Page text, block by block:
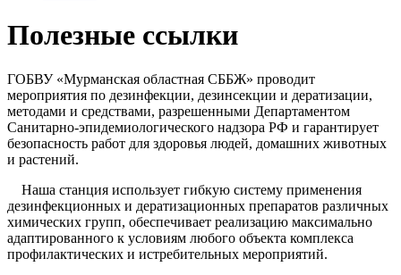
Полезные ссылки
ГОБВУ «Мурманская областная СББЖ» проводит
мероприятия по дезинфекции, дезинсекции и дератизации,
методами и средствами, разрешенными Департаментом
Санитарно-эпидемиологического надзора РФ и гарантирует
безопасность работ для здоровья людей, домашних животных
и растений.
Наша станция использует гибкую систему применения
дезинфекционных и дератизационных препаратов различных
химических групп, обеспечивает реализацию максимально
адаптированного к условиям любого объекта комплекса
профилактических и истребительных мероприятий.